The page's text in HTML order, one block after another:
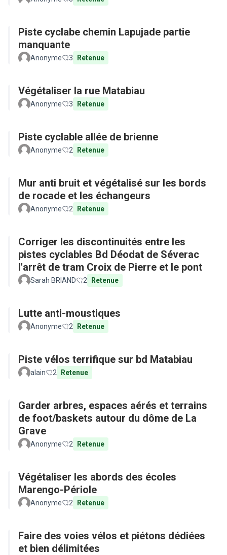
Piste cyclabe chemin Lapujade partie
manquante
Anonyme 3 Retenue
Végétaliser la rue Matabiau
Anonyme 3 Retenue
Piste cyclable allée de brienne
Anonyme 2 Retenue
Mur anti bruit et végétalisé sur les bords
de rocade et les échangeurs
Anonyme 2 Retenue
Corriger les discontinuités entre les
pistes cyclables Bd Déodat de Séverac
l'arrêt de tram Croix de Pierre et le pont
Sarah BRIAND 2 Retenue
Lutte anti-moustiques
Anonyme 2 Retenue
Piste vélos terrifique sur bd Matabiau
alain 2 Retenue
Garder arbres, espaces aérés et terrains
de foot/baskets autour du dôme de La
Grave
Anonyme 2 Retenue
Végétaliser les abords des écoles
Marengo-Périole
Anonyme 2 Retenue
Faire des voies vélos et piétons dédiées
et bien délimitées